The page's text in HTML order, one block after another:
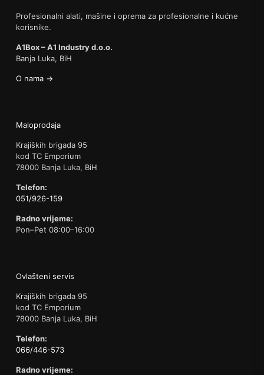
Profesionalni alati, mašine i oprema za profesionalne i kućne
korisnike.
A1Box – A1 Industry d.o.o.
Banja Luka, BiH
O nama →
Maloprodaja
Krajiških brigada 95
kod TC Emporium
78000 Banja Luka, BiH
Telefon:
051/926-159
Radno vrijeme:
Pon–Pet 08:00–16:00
Ovlašteni servis
Krajiških brigada 95
kod TC Emporium
78000 Banja Luka, BiH
Telefon:
066/446-573
Radno vrijeme: